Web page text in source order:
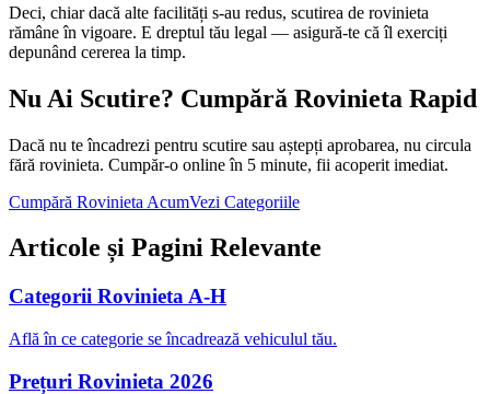
Deci, chiar dacă alte facilități s-au redus, scutirea de rovinieta
rămâne în vigoare. E dreptul tău legal — asigură-te că îl exerciți
depunând cererea la timp.
Nu Ai Scutire? Cumpără Rovinieta Rapid
Dacă nu te încadrezi pentru scutire sau aștepți aprobarea, nu circula
fără rovinieta. Cumpăr-o online în 5 minute, fii acoperit imediat.
Cumpără Rovinieta AcumVezi Categoriile
Articole și Pagini Relevante
Categorii Rovinieta A-H
Află în ce categorie se încadrează vehiculul tău.
Prețuri Rovinieta 2026